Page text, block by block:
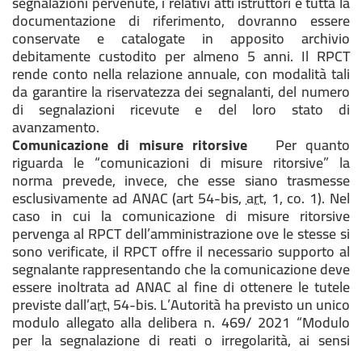
documentazione di riferimento, dovranno essere
conservate e catalogate in apposito archivio
debitamente custodito per almeno 5 anni. Il RPCT
rende conto nella relazione annuale, con modalità tali
da garantire la riservatezza dei segnalanti, del numero
di segnalazioni ricevute e del loro stato di
avanzamento.
Comunicazione di misure ritorsive Per quanto
riguarda le “comunicazioni di misure ritorsive” la
norma prevede, invece, che esse siano trasmesse
esclusivamente ad ANAC (art 54-bis,art. 1, co. 1). Nel
caso in cui la comunicazione di misure ritorsive
pervenga al RPCT dell’amministrazione ove le stesse si
sono verificate, il RPCT offre il necessario supporto al
segnalante rappresentando che la comunicazione deve
essere inoltrata ad ANAC al fine di ottenere le tutele
previste dall’art.54-bis.L’Autorità ha previsto un unico
modulo allegato alla delibera n. 469/ 2021 “Modulo
per la segnalazione di reati o irregolarità, ai sensi